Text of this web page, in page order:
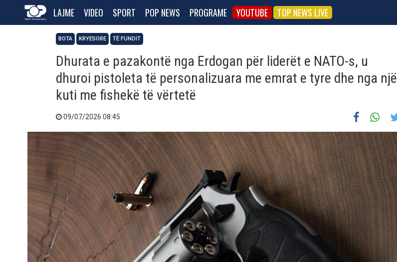
LAJME VIDEO SPORT POP NEWS PROGRAME YOUTUBE TOP NEWS LIVE
BOTA KRYESORE TË FUNDIT
Dhurata e pazakontë nga Erdogan për liderët e NATO-s, u
dhuroi pistoleta të personalizuara me emrat e tyre dhe nga një
kuti me fishekë të vërtetë
09/07/2026 08:45